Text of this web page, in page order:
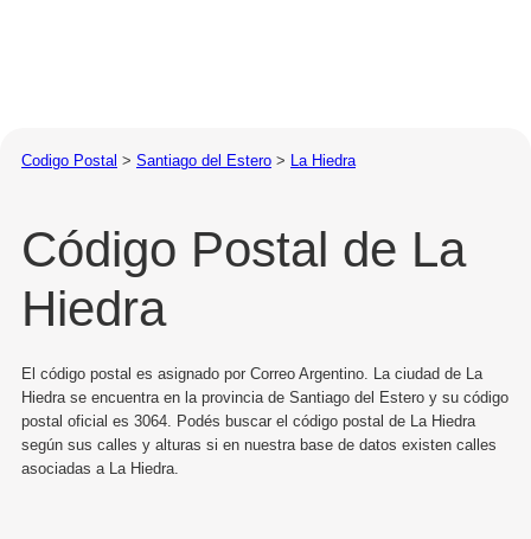
Codigo Postal > Santiago del Estero > La Hiedra
Código Postal de La
Hiedra
El código postal es asignado por Correo Argentino. La ciudad de La
Hiedra se encuentra en la provincia de Santiago del Estero y su código
postal oficial es 3064. Podés buscar el código postal de La Hiedra
según sus calles y alturas si en nuestra base de datos existen calles
asociadas a La Hiedra.